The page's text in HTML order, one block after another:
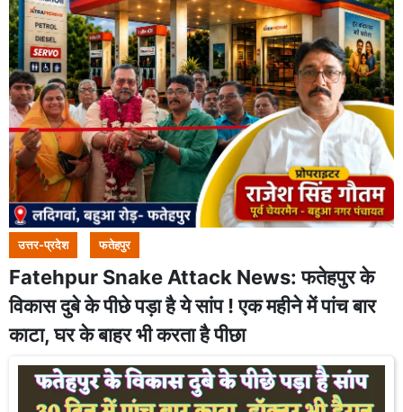
उत्तर-प्रदेश फतेहपुर
Fatehpur Snake Attack News: फतेहपुर के
विकास दुबे के पीछे पड़ा है ये सांप ! एक महीने में पांच बार
काटा, घर के बाहर भी करता है पीछा